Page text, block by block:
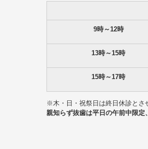
9時～12時
13時～15時
15時～17時
※木・日・祝祭日は終日休診とさ
親知らず抜歯は平日の午前中限定